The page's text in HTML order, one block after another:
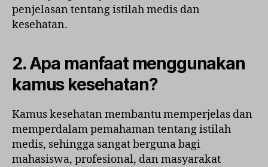
penjelasan tentang istilah medis dan
kesehatan.
2.Apa manfaat menggunakan
kamus kesehatan?
Kamus kesehatan membantu memperjelas dan
memperdalam pemahaman tentang istilah
medis, sehingga sangat berguna bagi
mahasiswa, profesional, dan masyarakat